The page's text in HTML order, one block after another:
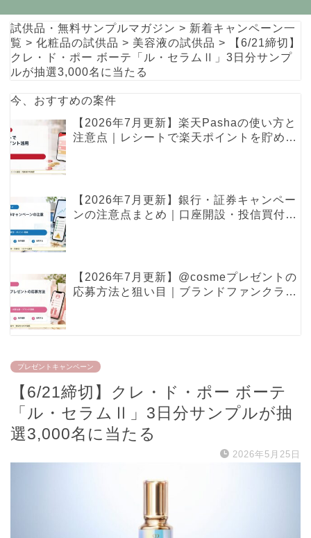
試供品・無料サンプルマガジン > 新着キャンペーン一
覧 > 化粧品の試供品 > 美容液の試供品 >
【6/21締切】
クレ・ド・ポー ボーテ「ル・セラムⅡ」3日分サンプ
ルが抽選3,000名に当たる
今、おすすめの案件
【2026年7月更新】楽天Pashaの使い方と
注意点｜レシートで楽天ポイントを貯める
【2026年7月更新】銀行・証券キャンペー
ンの注意点まとめ｜口座開設・投信買付・
【2026年7月更新】@cosmeプレゼントの
応募方法と狙い目｜ブランドファンクラ
プレゼントキャンペーン
【6/21締切】クレ・ド・ポー ボーテ
「ル・セラムⅡ」3日分サンプルが抽
選3,000名に当たる
2026年5月25日